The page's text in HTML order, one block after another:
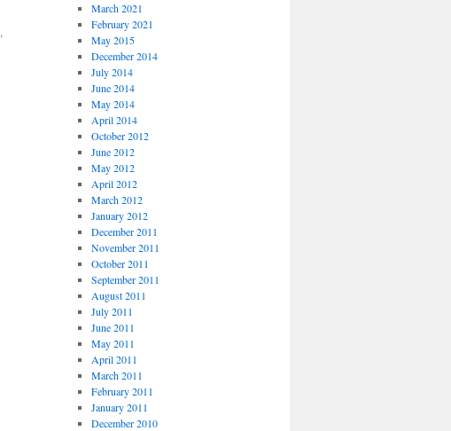
,
March 2021
February 2021
May 2015
December 2014
July 2014
June 2014
May 2014
April 2014
October 2012
June 2012
May 2012
April 2012
March 2012
January 2012
December 2011
November 2011
October 2011
September 2011
August 2011
July 2011
June 2011
May 2011
April 2011
March 2011
February 2011
January 2011
December 2010